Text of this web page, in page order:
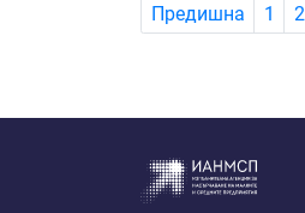
Предишна 1 2